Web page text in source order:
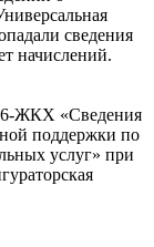
сведения
начислений.
ЖКХ «Сведения
поддержки по
услуг» при